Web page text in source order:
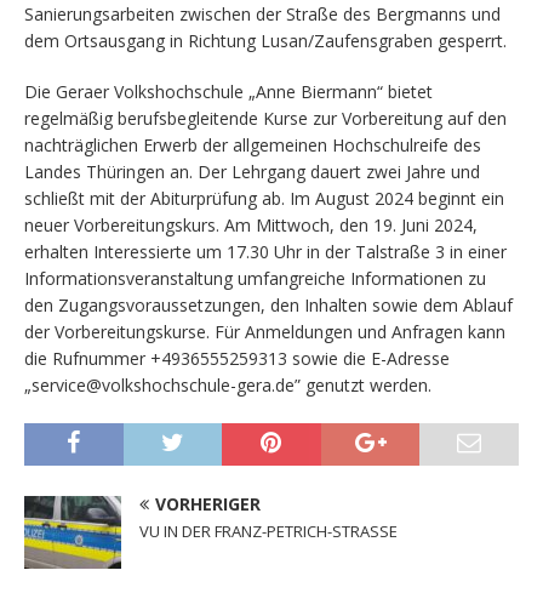
Sanierungsarbeiten zwischen der Straße des Bergmanns und
dem Ortsausgang in Richtung Lusan/Zaufensgraben gesperrt.
Die Geraer Volkshochschule „Anne Biermann“ bietet
regelmäßig berufsbegleitende Kurse zur Vorbereitung auf den
nachträglichen Erwerb der allgemeinen Hochschulreife des
Landes Thüringen an. Der Lehrgang dauert zwei Jahre und
schließt mit der Abiturprüfung ab. Im August 2024 beginnt ein
neuer Vorbereitungskurs. Am Mittwoch, den 19. Juni 2024,
erhalten Interessierte um 17.30 Uhr in der Talstraße 3 in einer
Informationsveranstaltung umfangreiche Informationen zu
den Zugangsvoraussetzungen, den Inhalten sowie dem Ablauf
der Vorbereitungskurse. Für Anmeldungen und Anfragen kann
die Rufnummer +4936555259313 sowie die E-Adresse
„service@volkshochschule-gera.de” genutzt werden.
VORHERIGER
VU IN DER FRANZ-PETRICH-STRASSE